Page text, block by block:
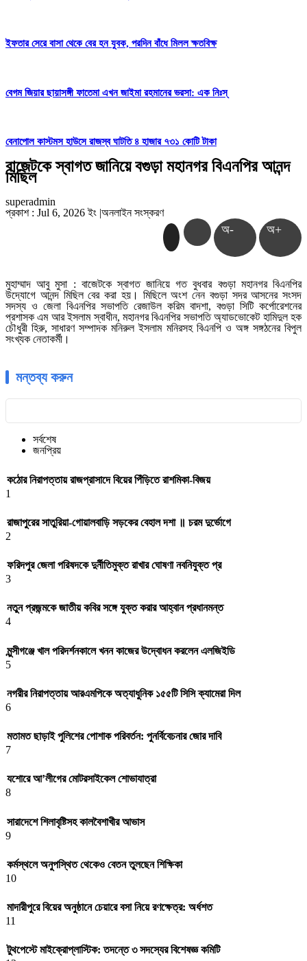
ইফতার সেরে বাসা থেকে বের হন যুবক, পরদিন বাঁধে মিলল ক্ষতবিক্ষ
বেগম জিয়ার ছায়াসঙ্গী ফাতেমা এখন জাইমা রহমানের ভরসা: এক নিঃস্
বেনাপোল কাস্টমস হাউসে রাজস্ব ঘাটতি ৪ হাজার ৭৩১ কোটি টাকা
বাজেটকে স্বাগত জানিয়ে বগুড়া মহানগর বিএনপির আনন্দ
মিছিল
superadmin
প্রকাশ : Jul 6, 2026 ইং |অনলাইন সংস্করণ
অ- অ+
মুহাম্মাদ আবু মুসা : বাজেটকে স্বাগত জানিয়ে গত বুধবার বগুড়া মহানগর বিএনপির
উদ্যোগে আনন্দ মিছিল বের করা হয়। মিছিলে অংশ নেন বগুড়া সদর আসনের সংসদ
সদস্য ও জেলা বিএনপির সভাপতি রেজাউল করিম বাদশা, বগুড়া সিটি কর্পোরেশনের
প্রশাসক এম আর ইসলাম স্বাধীন, মহানগর বিএনপির সভাপতি অ্যাডভোকেট হামিদুল হক
চৌধুরী হিরু, সাধারণ সম্পাদক মনিরুল ইসলাম মনিরসহ বিএনপি ও অঙ্গ সঙ্গঠনের বিপুল
সংখ্যক নেতাকর্মী।
মন্তব্য করুন
সর্বশেষ
জনপ্রিয়
কঠোর নিরাপত্তায় রাজপ্রাসাদে বিয়ের পিঁড়িতে রাশমিকা-বিজয়
1
রাজাপুরের সাতুরিয়া-গোয়ালবাড়ি সড়কের বেহাল দশা ॥ চরম দুর্ভোগে
2
ফরিদপুর জেলা পরিষদকে দুর্নীতিমুক্ত রাখার ঘোষণা নবনিযুক্ত প্র
3
নতুন প্রজন্মকে জাতীয় কবির সঙ্গে যুক্ত করার আহ্বান প্রধানমন্ত
4
মুন্সীগঞ্জে খাল পরিদর্শনকালে খনন কাজের উদ্বোধন করলেন এলজিইডি
5
নগরীর নিরাপত্তায় আরএমপিকে অত্যাধুনিক ১৫৫টি সিসি ক্যামেরা দিল
6
মতামত ছাড়াই পুলিশের পোশাক পরিবর্তন: পুনর্বিবেচনার জোর দাবি
7
যশোরে আ’লীগের মোটরসাইকেল শোভাযাত্রা
8
সারাদেশে শিলাবৃষ্টিসহ কালবৈশাখীর আভাস
9
কর্মস্থলে অনুপস্থিত থেকেও বেতন তুলছেন শিক্ষিকা
10
মাদারীপুরে বিয়ের অনুষ্ঠানে চেয়ারে বসা নিয়ে রণক্ষেত্র: অর্ধশত
11
টুথপেস্টে মাইক্রোপ্লাস্টিক: তদন্তে ৩ সদস্যের বিশেষজ্ঞ কমিটি